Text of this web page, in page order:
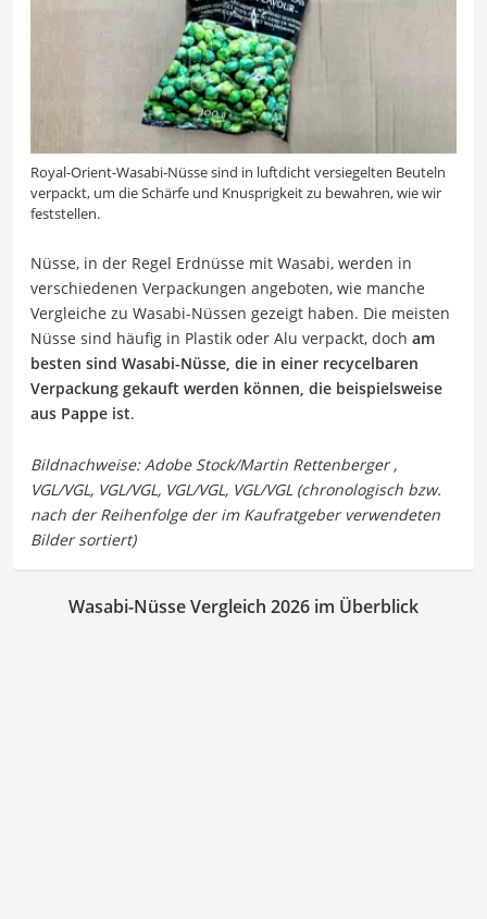
Royal-Orient-Wasabi-Nüsse sind in luftdicht versiegelten Beuteln
verpackt, um die Schärfe und Knusprigkeit zu bewahren, wie wir
feststellen.
Nüsse, in der Regel Erdnüsse mit Wasabi, werden in
verschiedenen Verpackungen angeboten, wie manche
Vergleiche zu Wasabi-Nüssen gezeigt haben. Die meisten
Nüsse sind häufig in Plastik oder Alu verpackt, doch am
besten sind Wasabi-Nüsse, die in einer recycelbaren
Verpackung gekauft werden können, die beispielsweise
aus Pappe ist.
Wasabi-Nüsse Vergleich 2026 im Überblick